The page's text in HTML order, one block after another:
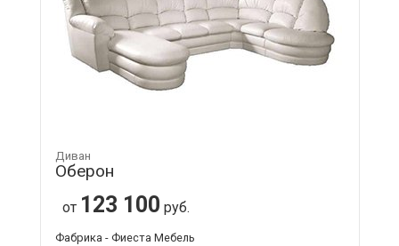
Диван
Оберон
от 123 100 руб.
Фабрика - Фиеста Мебель